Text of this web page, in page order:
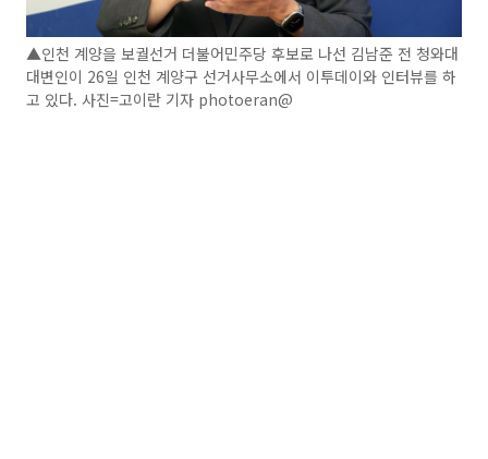
▲인천 계양을 보궐선거 더불어민주당 후보로 나선 김남준 전 청와대
대변인이 26일 인천 계양구 선거사무소에서 이투데이와 인터뷰를 하
고 있다. 사진=고이란 기자 photoeran@